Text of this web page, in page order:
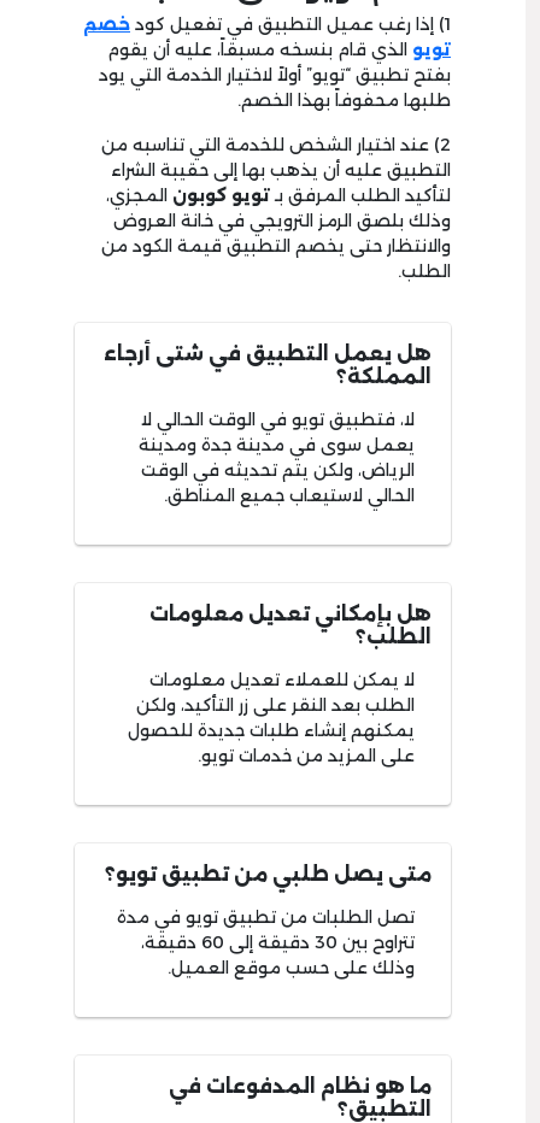
1) إذا رغب عميل التطبيق في تفعيل كود
خصم
تويو الذي قام بنسخه مسبقاً، عليه أن يقوم
بفتح تطبيق “تويو” أولاً لاختيار الخدمة التي يود
طلبها محفوفاً بهذا الخصم.
2) عند اختيار الشخص للخدمة التي تناسبه من
التطبيق عليه أن يذهب بها إلى حقيبة الشراء
لتأكيد الطلب المرفق بـتويو كوبون المجزي،
وذلك بلصق الرمز الترويجي في خانة العروض
والانتظار حتى يخصم التطبيق قيمة الكود من
الطلب.
هل يعمل التطبيق في شتى أرجاء
المملكة؟
لا، فتطبيق تويو في الوقت الحالي لا
يعمل سوى في مدينة جدة ومدينة
الرياض، ولكن يتم تحديثه في الوقت
الحالي لاستيعاب جميع المناطق.
هل بإمكاني تعديل معلومات
الطلب؟
لا يمكن للعملاء تعديل معلومات
الطلب بعد النقر على زر التأكيد، ولكن
يمكنهم إنشاء طلبات جديدة للحصول
على المزيد من خدمات تويو.
متى يصل طلبي من تطبيق تويو؟
تصل الطلبات من تطبيق تويو في مدة
تتراوح بين 30 دقيقة إلى 60 دقيقة،
وذلك على حسب موقع العميل.
ما هو نظام المدفوعات في
التطبيق؟